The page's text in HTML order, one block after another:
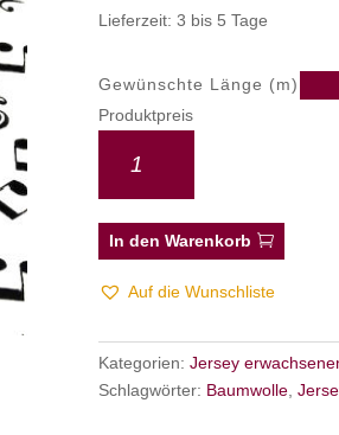
Lieferzeit: 3 bis 5 Tage
Gewünschte Länge (m)
Produktpreis
In den Warenkorb
Auf die Wunschliste
Kategorien: Jersey
Schlagwörter: Baumwolle,